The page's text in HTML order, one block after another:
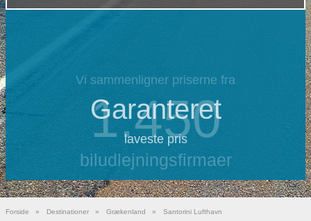
Vi sammenligner priserne fra
1.450
biludlejningsfirmaer
Garanteret
laveste pris
Forside » Destinationer » Grækenland » Santorini Lufthavn